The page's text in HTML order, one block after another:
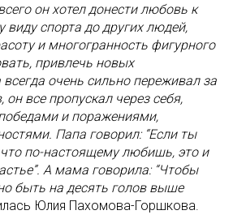
он хотел донести любовь к
виду спорта до других людей,
и многогранность фигурного
привлечь новых
очень сильно переживал за
он все пропускал через себя,
и поражениями,
Папа говорил: “Если ты
по-настоящему любишь, это и
А мама говорила: “Чтобы
быть на десять голов выше
Юлия Пахомова-Горшкова.